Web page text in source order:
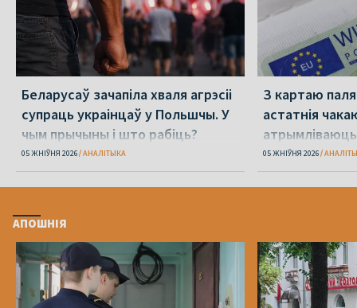
Беларусаў зачапіла хваля агрэсіі
супраць украінцаў у Польшчы. У
чым прычыны і што рабіць?
05 ЖНІЎНЯ 2026 АНАЛІТЫКА
З картаю
астатнія
атрымліваюць
05 ЖНІЎНЯ 2026
АПОШНІЯ